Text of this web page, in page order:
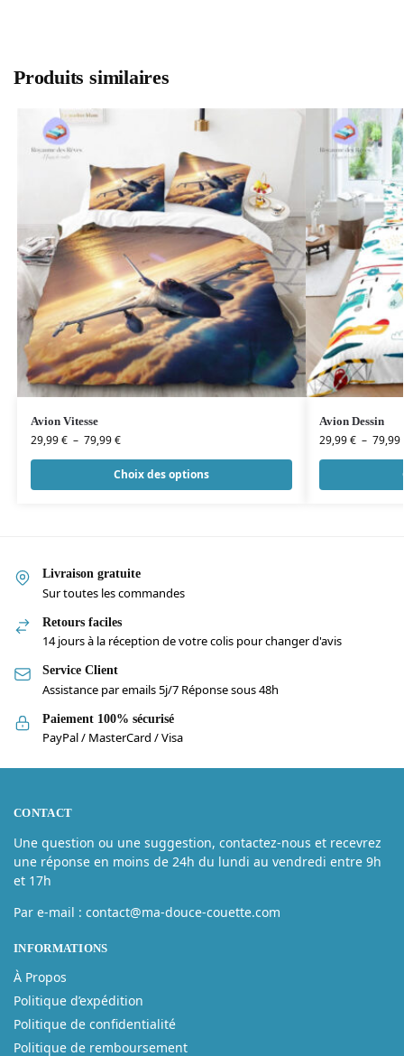
Produits similaires
Avion Vitesse
29,99€ – 79,99€
Choix des options
Avion Dessin
29,99€ – 79,99
Livraison gratuite
Sur toutes les commandes
Retours faciles
14 jours à la réception de votre colis pour changer d'avis
Service Client
Assistance par emails 5j/7 Réponse sous 48h
Paiement 100% sécurisé
PayPal / MasterCard / Visa
CONTACT
Une question ou une suggestion, contactez-nous et recevrez
une réponse en moins de 24h du lundi au vendredi entre 9h
et 17h
Par e-mail : contact@ma-douce-couette.com
INFORMATIONS
À Propos
Politique d’expédition
Politique de confidentialité
Politique de remboursement